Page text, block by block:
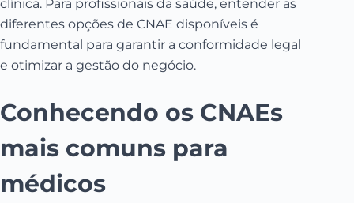
clínica. Para profissionais da saúde, entender as
diferentes opções de CNAE disponíveis é
fundamental para garantir a conformidade legal
e otimizar a gestão do negócio.
Conhecendo os CNAEs
mais comuns para
médicos